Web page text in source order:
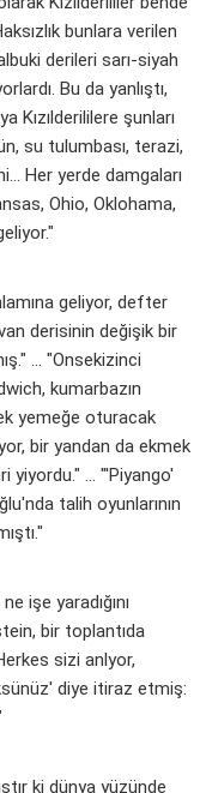
bunlara verilen
derileri sarı-siyah
Bu da yanlıştı,
Kızılderililere şunları
su tulumbası, terazi,
Her yerde damgaları
Ohio, Oklohama,
geliyor, defter
derisinin değişik bir
... "Onsekizinci
kumarbazın
yemeğe oturacak
bir yandan da ekmek
yiyordu." ... "'Piyango'
talih oyunlarının
işe yaradığını
bir toplantıda
sizi anlyor,
diye itiraz etmiş:
ki dünya yüzünde